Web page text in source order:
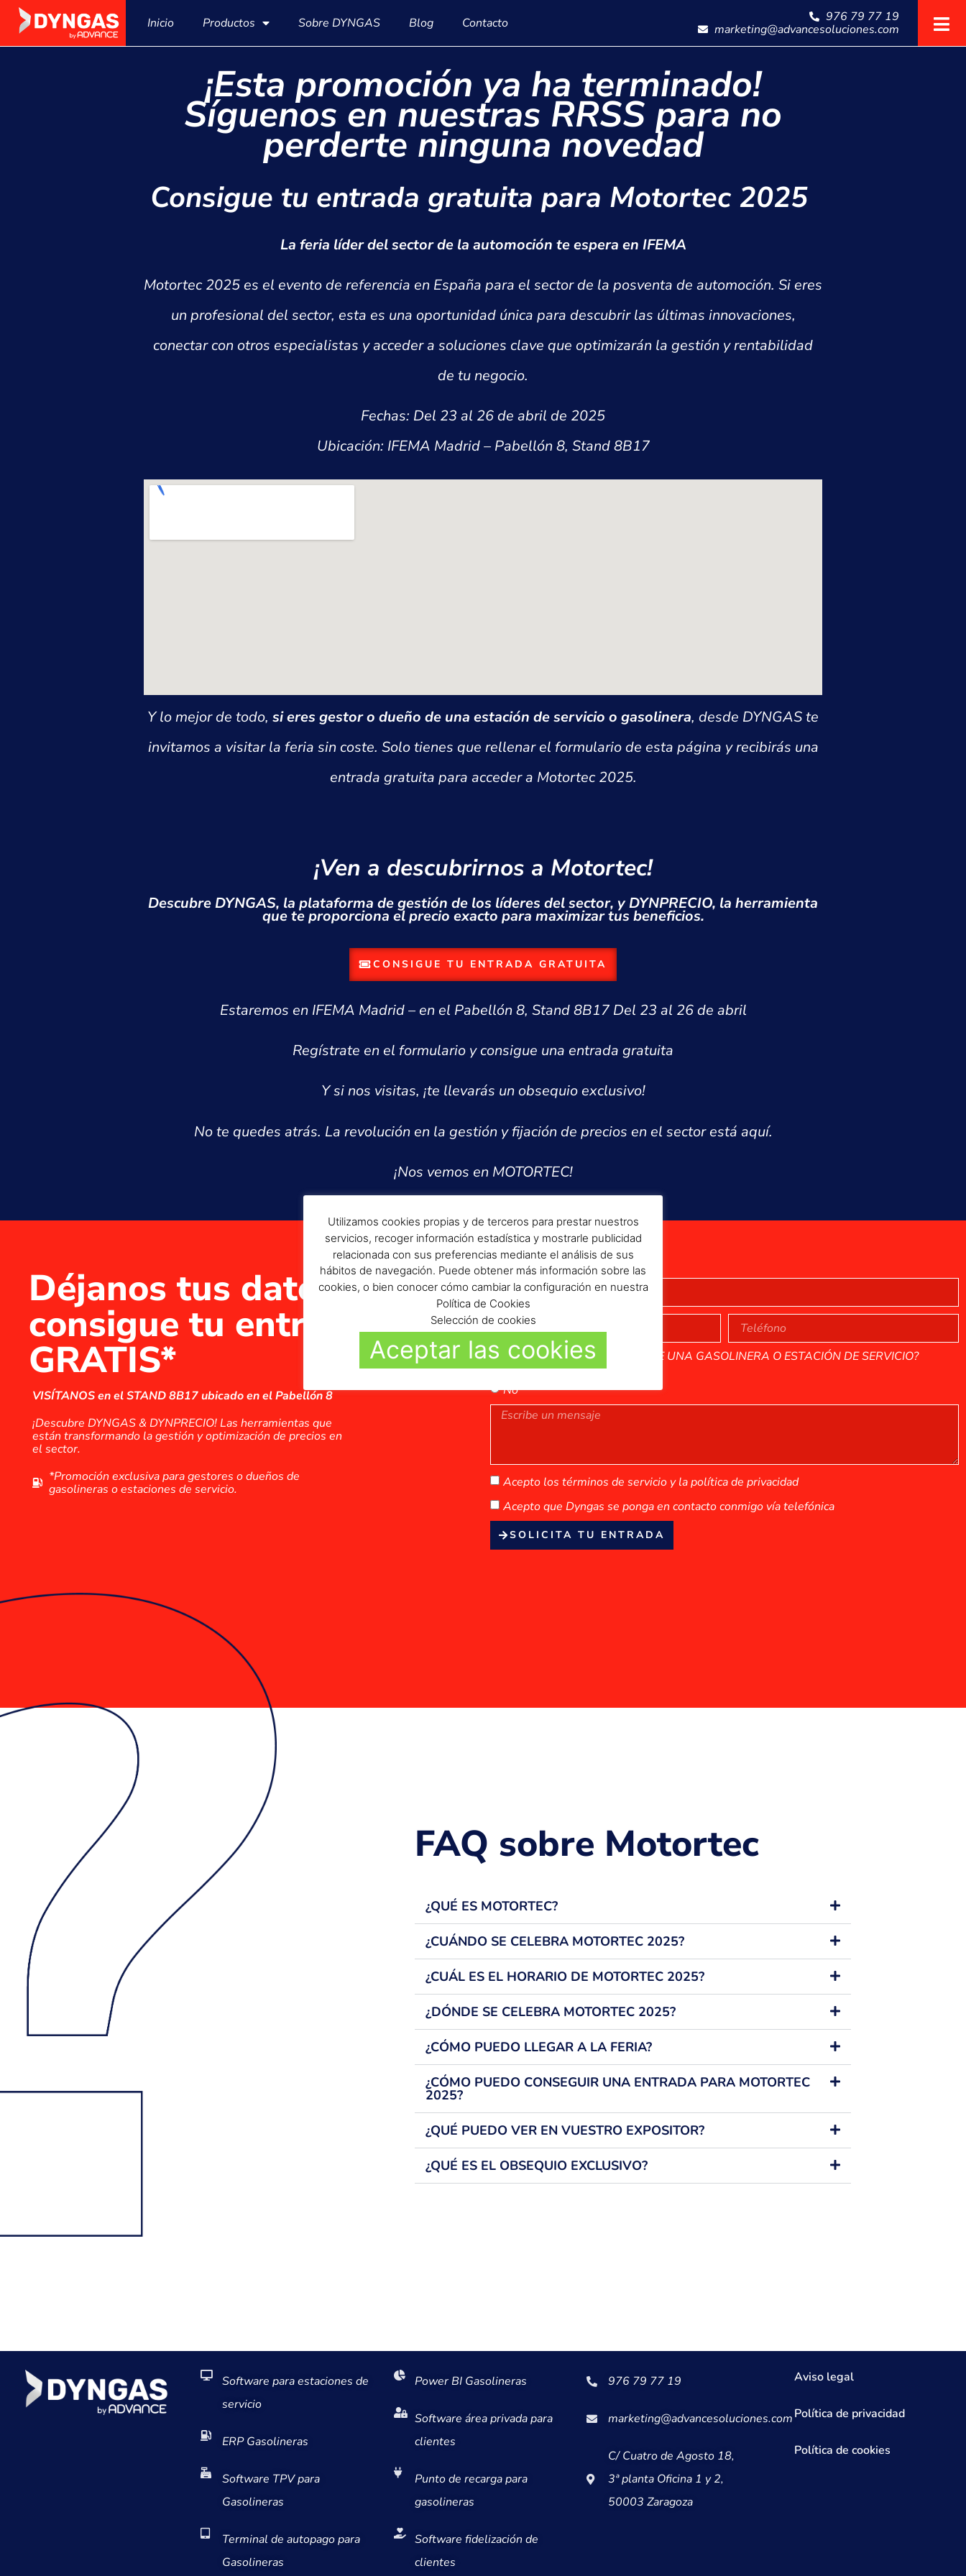
contenido
Inicio Productos Sobre DYNGAS Blog Contacto
976 79 77 19
marketing@advancesoluciones.com
¡Esta promoción ya ha terminado!
Síguenos en nuestras RRSS para no
perderte ninguna novedad
Consigue tu entrada gratuita para Motortec 2025
La feria líder del sector de la automoción te espera en IFEMA
Motortec 2025 es el evento de referencia en España para el sector de la posventa de automoción. Si eres
un profesional del sector, esta es una oportunidad única para descubrir las últimas innovaciones,
conectar con otros especialistas y acceder a soluciones clave que optimizarán la gestión y rentabilidad
de tu negocio.
Fechas: Del 23 al 26 de abril de 2025
Ubicación: IFEMA Madrid – Pabellón 8, Stand 8B17
Y lo mejor de todo, si eres gestor o dueño de una estación de servicio o gasolinera, desde DYNGAS te
invitamos a visitar la feria sin coste. Solo tienes que rellenar el formulario de esta página y recibirás una
entrada gratuita para acceder a Motortec 2025.
¡Ven a descubrirnos a Motortec!
Descubre DYNGAS, la plataforma de gestión de los líderes del sector, y DYNPRECIO, la herramienta
que te proporciona el precio exacto para maximizar tus beneficios.
CONSIGUE TU ENTRADA GRATUITA
Estaremos en IFEMA Madrid – en el Pabellón 8, Stand 8B17 Del 23 al 26 de abril
Regístrate en el formulario y consigue una entrada gratuita
Y si nos visitas, ¡te llevarás un obsequio exclusivo!
No te quedes atrás. La revolución en la gestión y fijación de precios en el sector está aquí.
¡Nos vemos en MOTORTEC!
Déjanos tus datos y
consigue tu entrada
GRATIS*
VISÍTANOS en el STAND 8B17 ubicado en el Pabellón 8
¡Descubre DYNGAS & DYNPRECIO! Las herramientas que
están transformando la gestión y optimización de precios en
el sector.
*Promoción exclusiva para gestores o dueños de
gasolineras o estaciones de servicio.
¿GESTIONAS O ERES DUEÑO DE UNA GASOLINERA O ESTACIÓN DE SERVICIO?
Sí
No
Acepto los términos de servicio y la política de privacidad
Acepto que Dyngas se ponga en contacto conmigo vía telefónica
SOLICITA TU ENTRADA
FAQ sobre Motortec
¿QUÉ ES MOTORTEC?
¿CUÁNDO SE CELEBRA MOTORTEC 2025?
¿CUÁL ES EL HORARIO DE MOTORTEC 2025?
¿DÓNDE SE CELEBRA MOTORTEC 2025?
¿CÓMO PUEDO LLEGAR A LA FERIA?
¿CÓMO PUEDO CONSEGUIR UNA ENTRADA PARA MOTORTEC
2025?
¿QUÉ PUEDO VER EN VUESTRO EXPOSITOR?
¿QUÉ ES EL OBSEQUIO EXCLUSIVO?
Software para estaciones de
servicio
ERP Gasolineras
Software TPV para
Gasolineras
Terminal de autopago para
Gasolineras
Power BI Gasolineras
Software área privada para
clientes
Punto de recarga para
gasolineras
Software fidelización de
clientes
976 79 77 19
marketing@advancesoluciones.com
C/ Cuatro de Agosto 18,
3ª planta Oficina 1 y 2,
50003 Zaragoza
Aviso legal
Política de privacidad
Política de cookies
Utilizamos cookies propias y de terceros para prestar nuestros
servicios, recoger información estadística y mostrarle publicidad
relacionada con sus preferencias mediante el análisis de sus
hábitos de navegación. Puede obtener más información sobre las
cookies, o bien conocer cómo cambiar la configuración en nuestra
Política de Cookies
Selección de cookies
Aceptar las cookies